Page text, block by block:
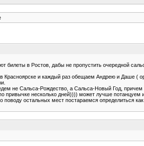
билеты в Ростов, дабы не пропустить очередной
Красноярске и каждый раз обещаем Андрею и Даше (
не Сальса-Рождество, а Сальса-Новый Год,
привычке несколько дней)))) может лучше
остальных мест постараемся определиться